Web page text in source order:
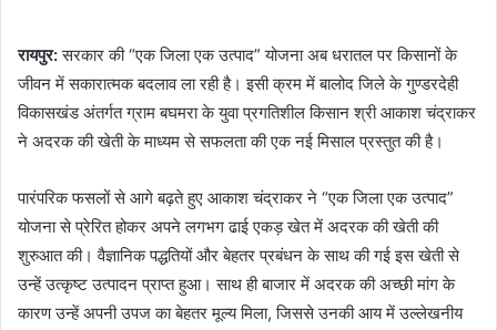
रायपुर:सरकार की “एक जिला एक उत्पाद” योजना अब धरातल पर किसानों के
जीवन में सकारात्मक बदलाव ला रही है। इसी क्रम में बालोद जिले के गुण्डरदेही
विकासखंड अंतर्गत ग्राम बघमरा के युवा प्रगतिशील किसान श्री आकाश चंद्राकर
ने अदरक की खेती के माध्यम से सफलता की एक नई मिसाल प्रस्तुत की है।
पारंपरिक फसलों से आगे बढ़ते हुए आकाश चंद्राकर ने “एक जिला एक उत्पाद”
योजना से प्रेरित होकर अपने लगभग ढाई एकड़ खेत में अदरक की खेती की
शुरुआत की। वैज्ञानिक पद्धतियों और बेहतर प्रबंधन के साथ की गई इस खेती से
उन्हें उत्कृष्ट उत्पादन प्राप्त हुआ। साथ ही बाजार में अदरक की अच्छी मांग के
कारण उन्हें अपनी उपज का बेहतर मूल्य मिला, जिससे उनकी आय में उल्लेखनीय